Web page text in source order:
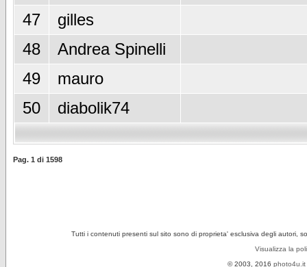
47
gilles
48
Andrea Spinelli
49
mauro
50
diabolik74
Pag. 1 di 1598
Tutti i contenuti presenti sul sito sono di proprieta' esclusiva degli autori,
Visualizza la
© 2003, 2016 photo4u.it